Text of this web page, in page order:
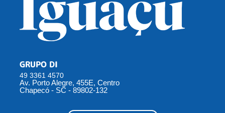
GRUPO DI
49 3361 4570
Av. Porto Alegre, 455E, Centro
Chapecó - SC - 89802-132